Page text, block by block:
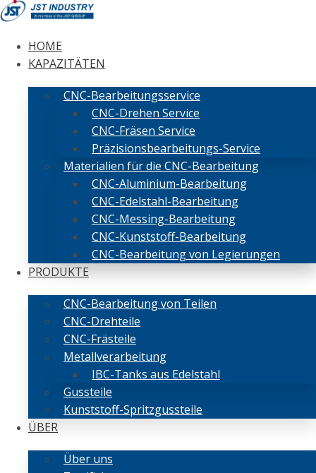
HOME
KAPAZITÄTEN
CNC-Bearbeitungsservice
CNC-Drehen Service
CNC-Fräsen Service
Präzisionsbearbeitungs-Service
Materialien für die CNC-Bearbeitung
CNC-Aluminium-Bearbeitung
CNC-Edelstahl-Bearbeitung
CNC-Messing-Bearbeitung
CNC-Kunststoff-Bearbeitung
CNC-Bearbeitung von Legierungen
PRODUKTE
CNC-Bearbeitung von Teilen
CNC-Drehteile
CNC-Frästeile
Metallverarbeitung
IBC-Tanks aus Edelstahl
Gussteile
Kunststoff-Spritzgussteile
ÜBER
Über uns